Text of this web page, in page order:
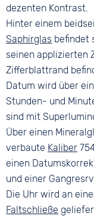
dezenten Kontrast.
Hinter einem
Saphirglas befindet
seinen applizierten
Zifferblattrand
Datum wird über
Stunden- und
sind mit
Über einen
verbaute Kaliber
einen
und einer
Die Uhr wird an
Faltschließe